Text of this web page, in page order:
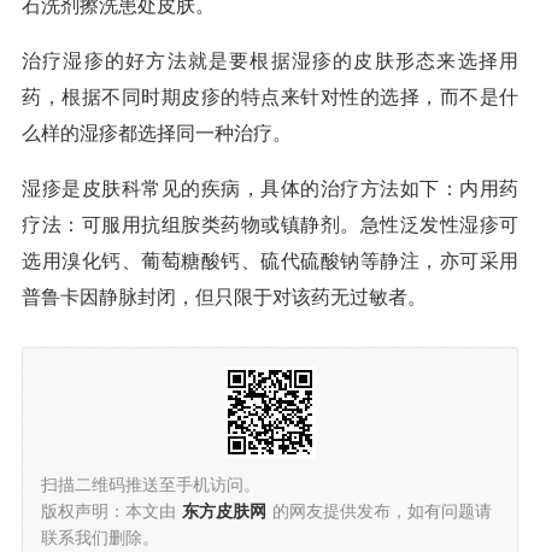
石洗剂擦洗患处皮肤。
治疗湿疹的好方法就是要根据湿疹的皮肤形态来选择用
药，根据不同时期皮疹的特点来针对性的选择，而不是什
么样的湿疹都选择同一种治疗。
湿疹是皮肤科常见的疾病，具体的治疗方法如下：内用药
疗法：可服用抗组胺类药物或镇静剂。急性泛发性湿疹可
选用溴化钙、葡萄糖酸钙、硫代硫酸钠等静注，亦可采用
普鲁卡因静脉封闭，但只限于对该药无过敏者。
扫描二维码推送至手机访问。
版权声明：本文由 东方皮肤网 的网友提供发布，如有问题请
联系我们删除。